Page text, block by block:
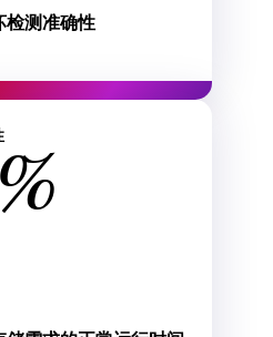
检测准确性